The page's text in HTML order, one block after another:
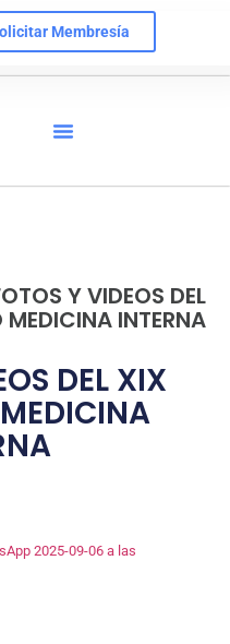
Membresía
Y VIDEOS DEL
INTERNA
DEL XIX
2025-09-06 a las